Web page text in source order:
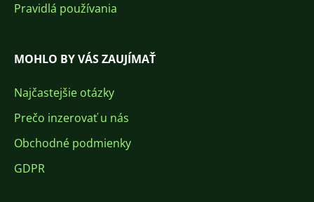
Pravidlá používania
MOHLO BY VÁS ZAUJÍMAŤ
Najčastejšie otázky
Prečo inzerovať u nás
Obchodné podmienky
GDPR